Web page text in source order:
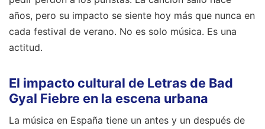
años, pero su impacto se siente hoy más que nunca en
cada festival de verano. No es solo música. Es una
actitud.
El impacto cultural de Letras de Bad
Gyal Fiebre en la escena urbana
La música en España tiene un antes y un después de